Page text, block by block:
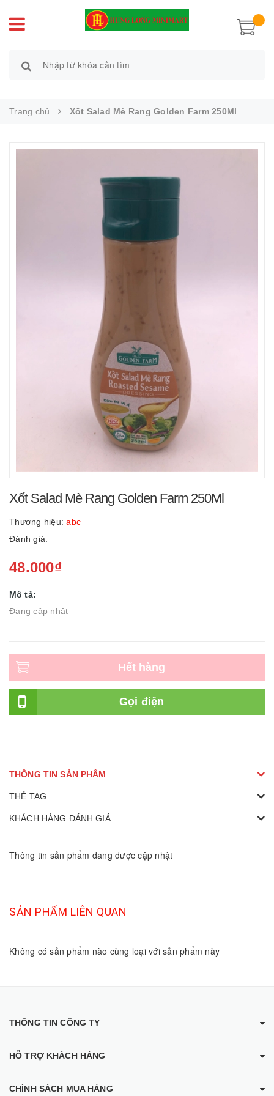
Trang chủ Xốt Salad Mè Rang Golden Farm 250Ml
Xốt Salad Mè Rang Golden Farm 250Ml
Thương hiệu: abc
Đánh giá:
48.000₫
Mô tả:
Đang cập nhật
Hết hàng
Gọi điện
THÔNG TIN SẢN PHẨM
THẺ TAG
KHÁCH HÀNG ĐÁNH GIÁ
Thông tin sản phẩm đang được cập nhật
SẢN PHẨM LIÊN QUAN
Không có sản phẩm nào cùng loại với sản phẩm này
THÔNG TIN CÔNG TY
HỖ TRỢ KHÁCH HÀNG
CHÍNH SÁCH MUA HÀNG